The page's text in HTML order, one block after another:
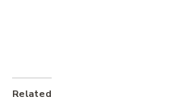
Related